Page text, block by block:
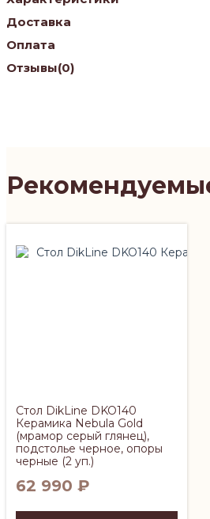
Доставка
Оплата
Отзывы(0)
Стол DikLine DKO140
Керамика Nebula Gold
(мрамор серый глянец),
подстолье черное, опоры
черные (2 уп.)
62 990 ₽